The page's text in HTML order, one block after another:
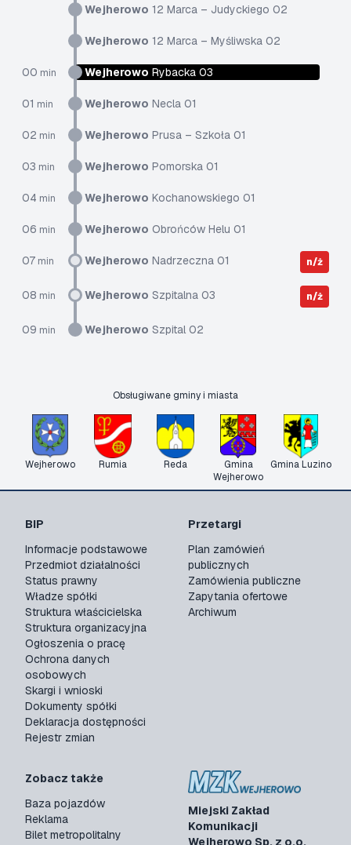
Wejherowo 12 Marca – Judyckiego 02
Wejherowo 12 Marca – Myśliwska 02
00 min Wejherowo Rybacka 03
01 min Wejherowo Necla 01
02 min Wejherowo Prusa – Szkoła 01
03 min Wejherowo Pomorska 01
04 min Wejherowo Kochanowskiego 01
06 min Wejherowo Obrońców Helu 01
07 min Wejherowo Nadrzeczna 01 n/ż
08 min Wejherowo Szpitalna 03 n/ż
09 min Wejherowo Szpital 02
Obsługiwane gminy i miasta
Wejherowo Rumia Reda
Gmina
Wejherowo
Gmina Luzino
Miejski Zakład
Komunikacji
Wejherowo Sp. z o.o.
BIP
Informacje podstawowe
Przedmiot działalności
Status prawny
Władze spółki
Struktura właścicielska
Struktura organizacyjna
Ogłoszenia o pracę
Ochrona danych
osobowych
Skargi i wnioski
Dokumenty spółki
Deklaracja dostępności
Rejestr zmian
Przetargi
Plan zamówień
publicznych
Zamówienia publiczne
Zapytania ofertowe
Archiwum
Zobacz także
Baza pojazdów
Reklama
Bilet metropolitalny